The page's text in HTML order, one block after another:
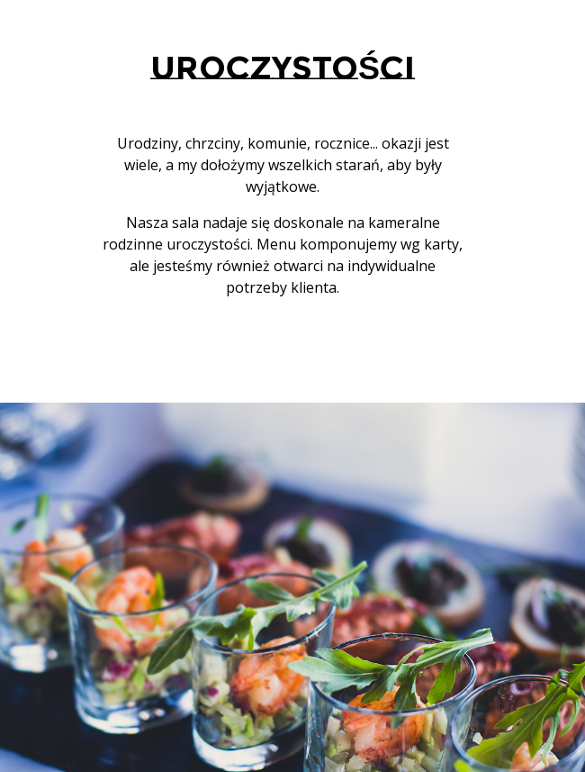
UROCZYSTOŚCI
Urodziny, chrzciny, komunie, rocznice... okazji jest
wiele, a my dołożymy wszelkich starań, aby były
wyjątkowe.
Nasza sala nadaje się doskonale na kameralne
rodzinne uroczystości. Menu komponujemy wg karty,
ale jesteśmy również otwarci na indywidualne
potrzeby klienta.